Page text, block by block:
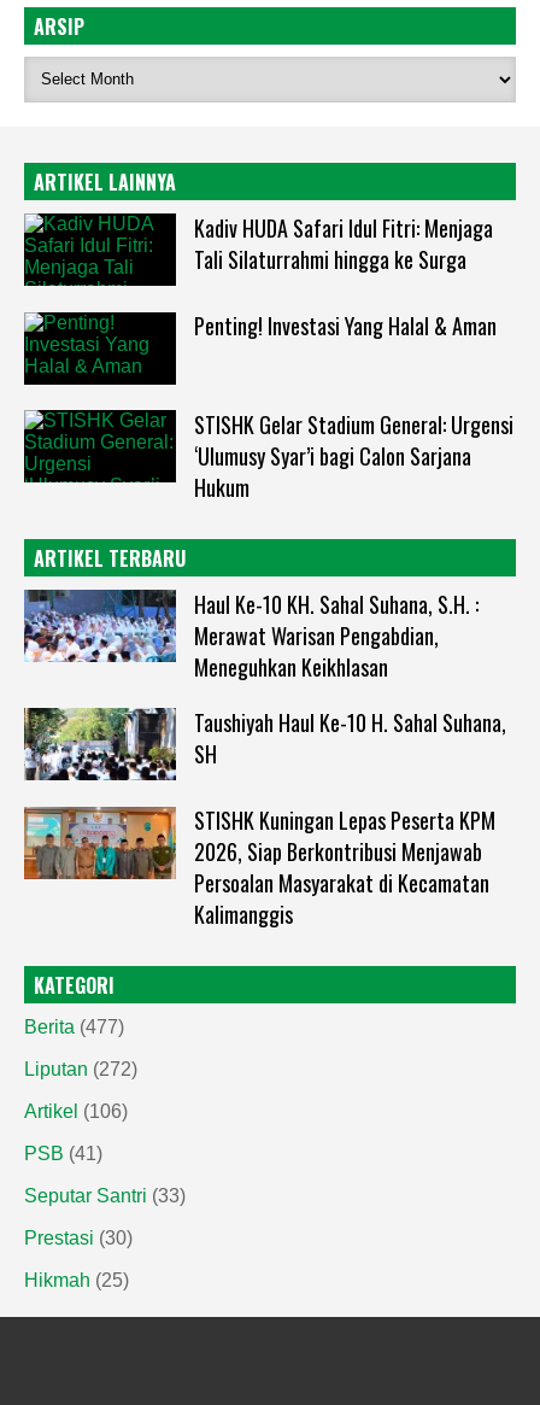
ARSIP
ARTIKEL LAINNYA
Kadiv HUDA Safari Idul Fitri: Menjaga
Tali Silaturrahmi hingga ke Surga
Penting! Investasi Yang Halal & Aman
STISHK Gelar Stadium General: Urgensi
‘Ulumusy Syar’i bagi Calon Sarjana
Hukum
ARTIKEL TERBARU
Haul Ke-10 KH. Sahal Suhana, S.H. :
Merawat Warisan Pengabdian,
Meneguhkan Keikhlasan
Taushiyah Haul Ke-10 H. Sahal Suhana,
SH
STISHK Kuningan Lepas Peserta KPM
2026, Siap Berkontribusi Menjawab
Persoalan Masyarakat di Kecamatan
Kalimanggis
KATEGORI
Berita (477)
Liputan (272)
Artikel (106)
PSB (41)
Seputar Santri (33)
Prestasi (30)
Hikmah (25)